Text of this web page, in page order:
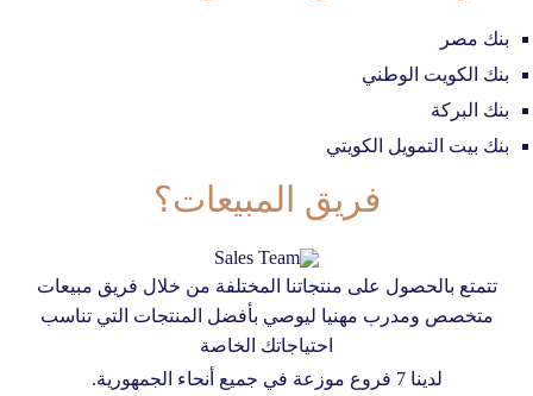
بنك مصر
بنك الكويت الوطني
بنك البركة
بنك بيت التمويل الكويتي
فريق المبيعات؟
تتمتع بالحصول على منتجاتنا المختلفة من خلال فريق مبيعات
متخصص ومدرب مهنيا ليوصي بأفضل المنتجات التي تناسب
احتياجاتك الخاصة
لدينا 7 فروع موزعة في جميع أنحاء الجمهورية.